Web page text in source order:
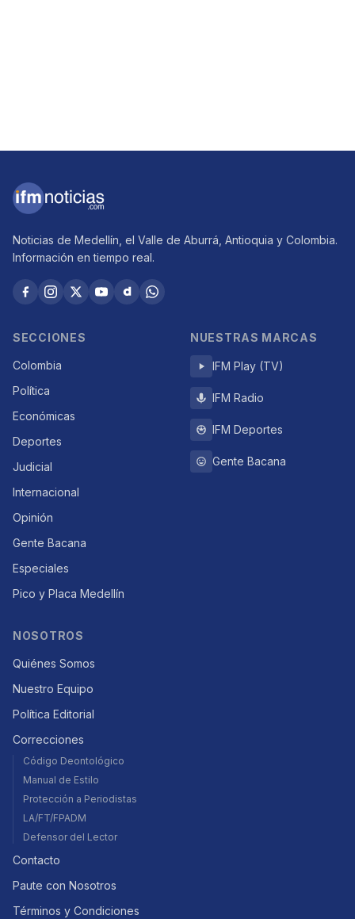
Noticias de Medellín, el Valle de Aburrá, Antioquia y Colombia.
Información en tiempo real.
SECCIONES
Colombia
Política
Económicas
Deportes
Judicial
Internacional
Opinión
Gente Bacana
Especiales
Pico y Placa Medellín
NUESTRAS MARCAS
IFM Play (TV)
IFM Radio
IFM Deportes
Gente Bacana
NOSOTROS
Quiénes Somos
Nuestro Equipo
Política Editorial
Correcciones
Código Deontológico
Manual de Estilo
Protección a Periodistas
LA/FT/FPADM
Defensor del Lector
Contacto
Paute con Nosotros
Términos y Condiciones